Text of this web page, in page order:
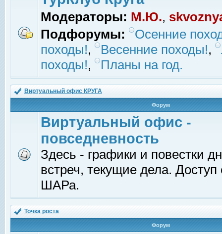
Модераторы: М.Ю.,
Подфорумы:
Осенние
походы!, Весенние походы!,
походы!, Планы на год.
Виртуальный офис КРУГА
Форум
Виртуальный офис -
повседневность
Здесь - графики и повестки
встреч, текущие дела.
ШАРа.
Точка роста
Форум